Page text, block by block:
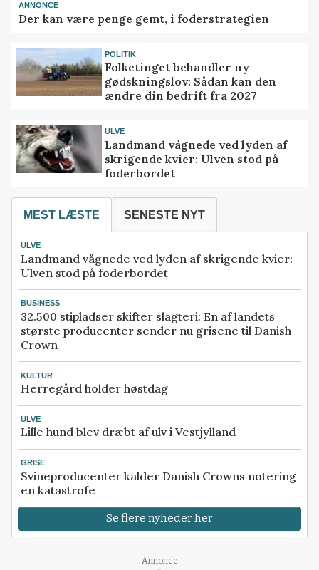
ANNONCE
Der kan være penge gemt, i foderstrategien
POLITIK
Folketinget behandler ny
gødskningslov: Sådan kan den
ændre din bedrift fra 2027
ULVE
Landmand vågnede ved lyden af
skrigende kvier: Ulven stod på
foderbordet
MEST LÆSTE SENESTE NYT
ULVE
Landmand vågnede ved lyden af skrigende kvier:
Ulven stod på foderbordet
BUSINESS
32.500 stipladser skifter slagteri: En af landets
største producenter sender nu grisene til Danish
Crown
KULTUR
Herregård holder høstdag
ULVE
Lille hund blev dræbt af ulv i Vestjylland
GRISE
Svineproducenter kalder Danish Crowns notering
en katastrofe
Se flere nyheder her
Annonce